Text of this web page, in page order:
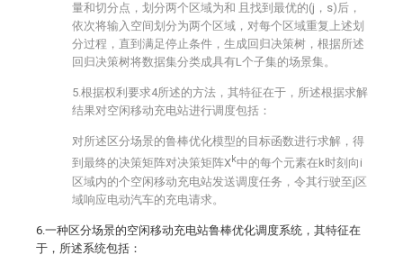
量和切分点，划分两个区域为和 且 找到最优的(j，s)后，
依次将输入空间划分为两个区域，对每个区域重复上述划
分过程，直到满足停止条件，生成回归决策树，根据所述
回归决策树将数据集分类成具有L个子集的场景集。
5.根据权利要求4所述的方法，其特征在于，所述根据求解
结果对空闲移动充电站进行调度包括：
对所述区分场景的鲁棒优化模型的目标函数进行求解，得
到最终的决策矩阵对决策矩阵Xk中的每个元素在k时刻向i
区域内的个空闲移动充电站发送调度任务，令其行驶至j区
域响应电动汽车的充电请求。
6.一种区分场景的空闲移动充电站鲁棒优化调度系统，其特征在
于，所述系统包括：